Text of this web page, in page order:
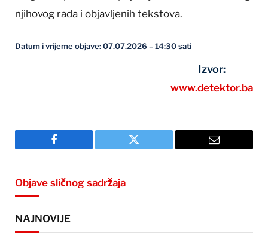
njihovog rada i objavljenih tekstova.
Datum i vrijeme objave: 07.07.2026 – 14:30 sati
Izvor:
www.detektor.ba
Facebook Twitter Email
Objave sličnog sadržaja
NAJNOVIJE